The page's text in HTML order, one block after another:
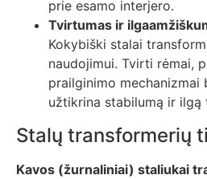
prie esamo interjero.
Tvirtumas ir
Kokybiški stalai
naudojimui. Tvirti rėmai,
prailginimo mechanizmai
užtikrina stabilumą ir ilgą
Stalų transformerių
Kavos (žurnaliniai) staliukai